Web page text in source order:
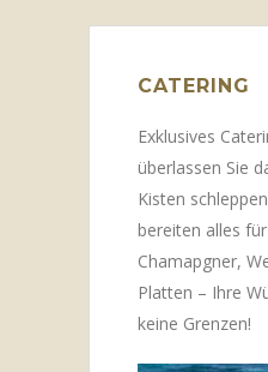
CATERING
Exklusives
überlassen Sie
Kisten
bereiten alles
Chamapgner,
Platten – Ihre
keine Grenzen!